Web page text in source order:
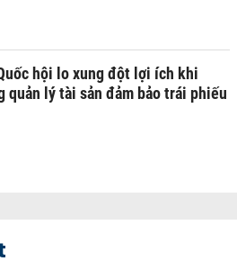
hội lo xung đột lợi ích khi
quản lý tài sản đảm bảo trái phiếu